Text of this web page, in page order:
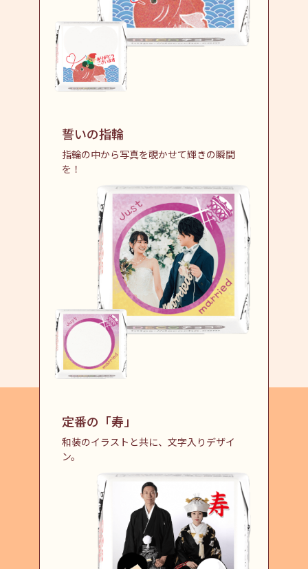
誓いの指輪
指輪の中から写真を覗かせて輝きの瞬間
を！
定番の「寿」
和装のイラストと共に、文字入りデザイ
ン。